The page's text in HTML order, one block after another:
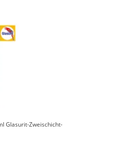
Glasurit-Zweischicht-